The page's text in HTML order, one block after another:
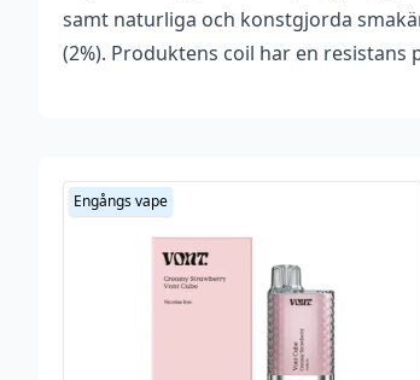
Nikotin är ett mycket
Nikotin är giftigt i ren form. Denna
med försiktighet.
Vid kontakt av nikotin på huden bör
Använd gärna handskar och undvik
samt naturliga och konstgjorda
(2%). Produktens coil har en resistans
Engångs vape